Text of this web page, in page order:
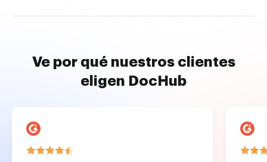
Ve por qué nuestros clientes
eligen DocHub